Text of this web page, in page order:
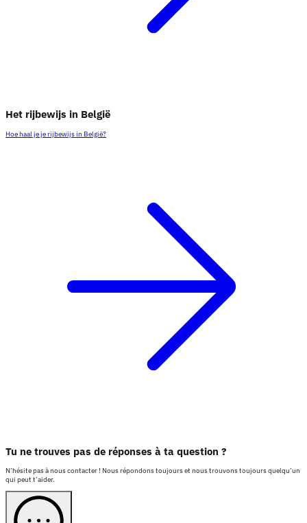
Het rijbewijs in België
Hoe haal je je rijbewijs in België?
Tu ne trouves pas de réponses à ta question ?
N’hésite pas à nous contacter ! Nous répondons toujours et nous trouvons toujours quelqu’un
qui peut t’aider.